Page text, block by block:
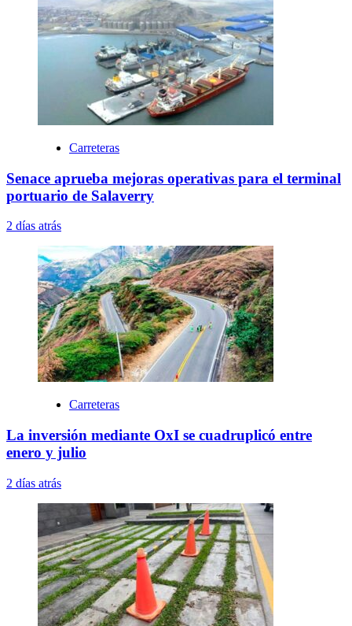
Carreteras
Senace aprueba mejoras operativas para el terminal
portuario de Salaverry
2 días atrás
Carreteras
La inversión mediante OxI se cuadruplicó entre
enero y julio
2 días atrás